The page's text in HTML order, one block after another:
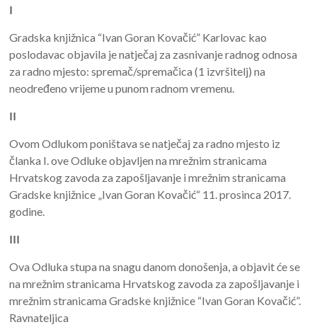
I
Gradska knjižnica “Ivan Goran Kovačić” Karlovac kao
poslodavac objavila je natječaj za zasnivanje radnog odnosa
za radno mjesto: spremač/spremačica (1 izvršitelj) na
neodređeno vrijeme u punom radnom vremenu.
II
Ovom Odlukom poništava se natječaj za radno mjesto iz
članka I. ove Odluke objavljen na mrežnim stranicama
Hrvatskog zavoda za zapošljavanje i mrežnim stranicama
Gradske knjižnice „Ivan Goran Kovačić“ 11. prosinca 2017.
godine.
III
Ova Odluka stupa na snagu danom donošenja, a objavit će se
na mrežnim stranicama Hrvatskog zavoda za zapošljavanje i
mrežnim stranicama Gradske knjižnice “Ivan Goran Kovačić”.
Ravnateljica